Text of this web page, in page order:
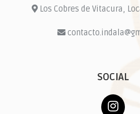
Los Cobres de Vitacura,
SOCIAL